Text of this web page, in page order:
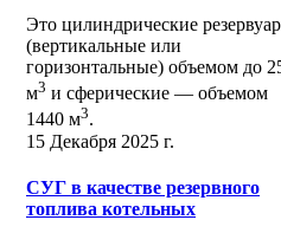
Это цилиндрические
(вертикальные или
горизонтальные) объемом до
м3 и сферические ― объемом
1440 м3.
15 Декабря 2025 г.
СУГ в качестве резервного
топлива котельных